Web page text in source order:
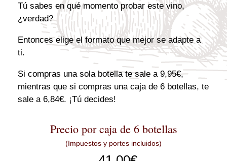
Tú sabes en qué momento probar este vino,
¿verdad?
Entonces elige el formato que mejor se adapte a
ti.
Si compras una sola botella te sale a 9,95€,
mientras que si compras una caja de 6 botellas, te
sale a 6,84€. ¡Tú decides!
Precio por caja de 6 botellas
(Impuestos y portes incluidos)